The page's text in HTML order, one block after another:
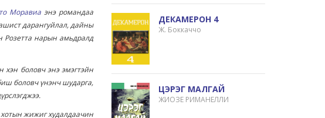
Моравиа энэ романдаа
дарангуйлал, дайны
Розетта нарын амьдралд
хэн боловч энэ эмэгтэйн
боловч үнэнч шударга,
жижиг худалдаачин
ДЕКАМЕРОН 4
Ж. Боккаччо
ЦЭРЭГ МАЛГАЙ
ЖИОЗЕ РИМАНЕЛЛИ